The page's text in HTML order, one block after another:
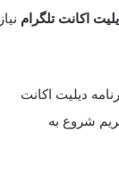
اکانت تلگرام نیاز
دیلیت اکانت
شروع به